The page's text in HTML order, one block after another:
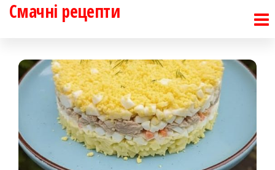
Перейти
Смачні рецепти